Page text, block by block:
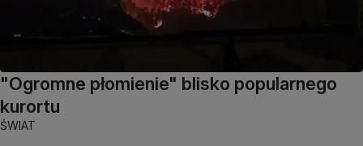
"Ogromne płomienie" blisko popularnego
kurortu
ŚWIAT